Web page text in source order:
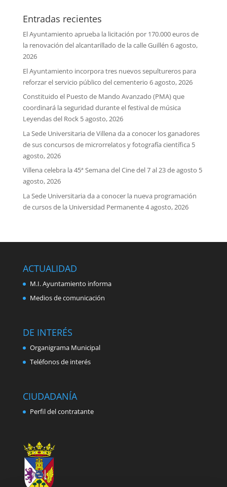
Entradas recientes
El Ayuntamiento aprueba la licitación por 170.000 euros de
la renovación del alcantarillado de la calle Guillén 6 agosto,
2026
El Ayuntamiento incorpora tres nuevos sepultureros para
reforzar el servicio público del cementerio 6 agosto, 2026
Constituido el Puesto de Mando Avanzado (PMA) que
coordinará la seguridad durante el festival de música
Leyendas del Rock 5 agosto, 2026
La Sede Universitaria de Villena da a conocer los ganadores
de sus concursos de microrrelatos y fotografía científica 5
agosto, 2026
Villena celebra la 45ª Semana del Cine del 7 al 23 de agosto 5
agosto, 2026
La Sede Universitaria da a conocer la nueva programación
de cursos de la Universidad Permanente4 agosto, 2026
ACTUALIDAD
M.I. Ayuntamiento informa
Medios de comunicación
DE INTERÉS
Organigrama Municipal
Teléfonos de interés
CIUDADANÍA
Perfil del contratante